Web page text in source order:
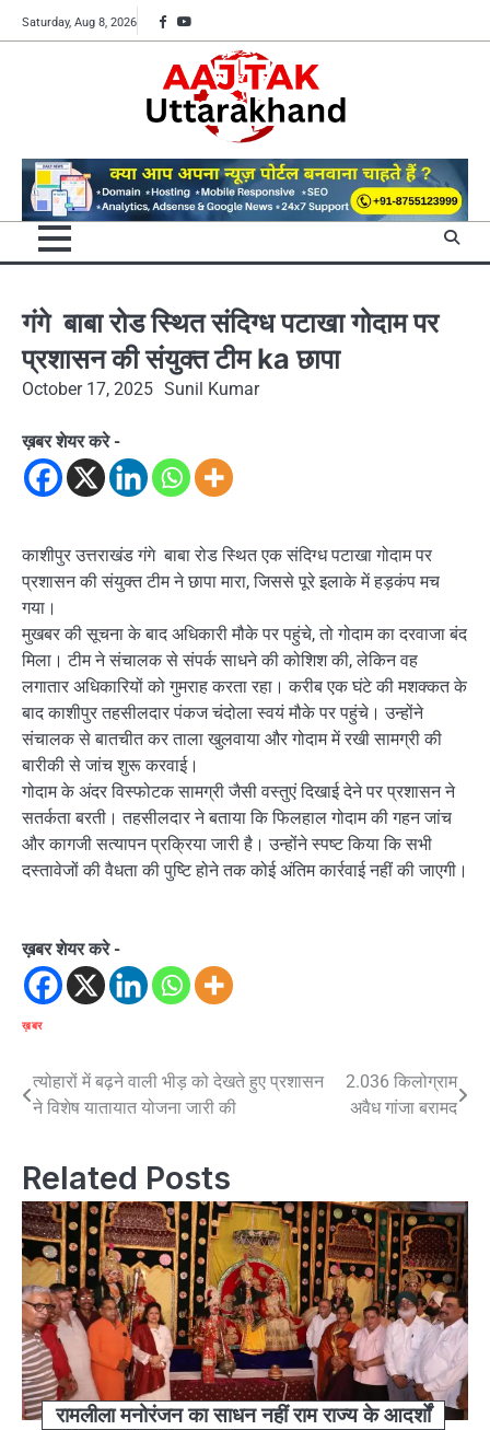
to
Saturday, Aug 8, 2026 Facebook
YouTube
गंगे बाबा रोड स्थित संदिग्ध पटाखा गोदाम पर
प्रशासन की संयुक्त टीम ka छापा
October 17, 2025 Sunil Kumar
ख़बर शेयर करे -
काशीपुर उत्तराखंड गंगे बाबा रोड स्थित एक संदिग्ध पटाखा गोदाम पर
प्रशासन की संयुक्त टीम ने छापा मारा, जिससे पूरे इलाके में हड़कंप मच
गया।
मुखबर की सूचना के बाद अधिकारी मौके पर पहुंचे, तो गोदाम का दरवाजा बंद
मिला। टीम ने संचालक से संपर्क साधने की कोशिश की, लेकिन वह
लगातार अधिकारियों को गुमराह करता रहा। करीब एक घंटे की मशक्कत के
बाद काशीपुर तहसीलदार पंकज चंदोला स्वयं मौके पर पहुंचे। उन्होंने
संचालक से बातचीत कर ताला खुलवाया और गोदाम में रखी सामग्री की
बारीकी से जांच शुरू करवाई।
गोदाम के अंदर विस्फोटक सामग्री जैसी वस्तुएं दिखाई देने पर प्रशासन ने
सतर्कता बरती। तहसीलदार ने बताया कि फिलहाल गोदाम की गहन जांच
और कागजी सत्यापन प्रक्रिया जारी है। उन्होंने स्पष्ट किया कि सभी
दस्तावेजों की वैधता की पुष्टि होने तक कोई अंतिम कार्रवाई नहीं की जाएगी।
ख़बर शेयर करे -
ख़बर
Post
त्योहारों में बढ़ने वाली भीड़ को देखते हुए प्रशासन
ने विशेष यातायात योजना जारी की
2.036 किलोग्राम
अवैध गांजा बरामद
Related Posts
रामलीला मनोरंजन का साधन नहीं राम राज्य के आदर्शों